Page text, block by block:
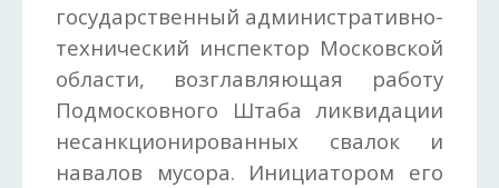
государственный административно-
технический инспектор Московской
области, возглавляющая работу
Подмосковного Штаба ликвидации
несанкционированных свалок и
навалов мусора. Инициатором его